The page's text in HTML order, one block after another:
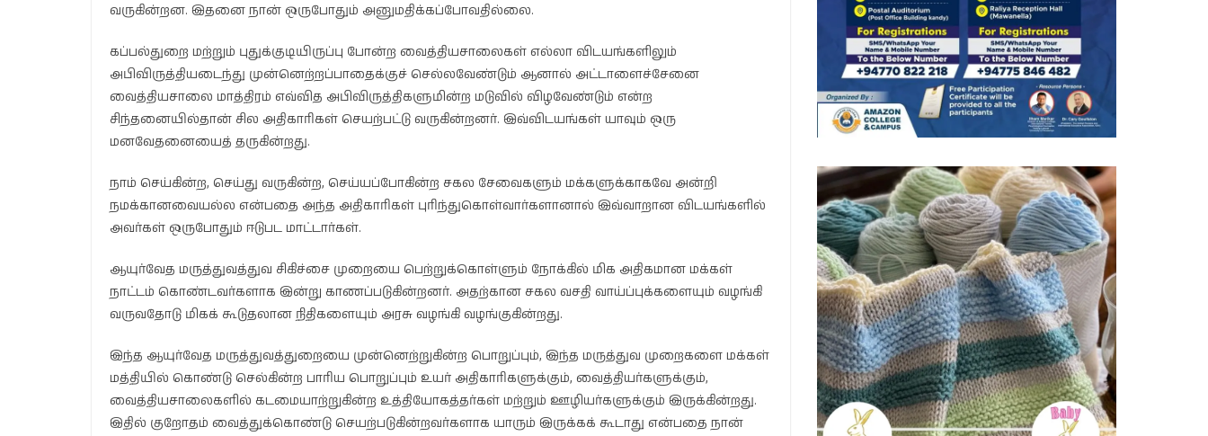
வருகின்றன. இதனை நான் ஒருபோதும் அனுமதிக்கப்போவதில்லை.
கப்பல்துறை மற்றும் புதுக்குடியிருப்பு போன்ற வைத்தியசாலைகள் எல்லா விடயங்களிலும்
அபிவிருத்தியடைந்து முன்னெற்றப்பாதைக்குச் செல்லவேண்டும் ஆனால் அட்டாளைச்சேனை
வைத்தியசாலை மாத்திரம் எவ்வித அபிவிருத்திகளுமின்ற மடுவில் விழவேண்டும் என்ற
சிந்தனையில்தான் சில அதிகாரிகள் செயற்பட்டு வருகின்றனர். இவ்விடயங்கள் யாவும் ஒரு
மனவேதனையைத் தருகின்றது.
நாம் செய்கின்ற, செய்து வருகின்ற, செய்யப்போகின்ற சகல சேவைகளும் மக்களுக்காகவே அன்றி
நமக்கானவையல்ல என்பதை அந்த அதிகாரிகள் புரிந்துகொள்வார்களானால் இவ்வாறான விடயங்களில்
அவர்கள் ஒருபோதும் ஈடுபட மாட்டார்கள்.
ஆயுர்வேத மருத்துவத்துவ சிகிச்சை முறையை பெற்றுக்கொள்ளும் நோக்கில் மிக அதிகமான மக்கள்
நாட்டம் கொண்டவர்களாக இன்று காணப்படுகின்றனர். அதற்கான சகல வசதி வாய்ப்புக்களையும் வழங்கி
வருவதோடு மிகக் கூடுதலான நிதிகளையும் அரசு வழங்கி வழங்குகின்றது.
இந்த ஆயுர்வேத மருத்துவத்துறையை முன்னெற்றுகின்ற பொறுப்பும், இந்த மருத்துவ முறைகளை மக்கள்
மத்தியில் கொண்டு செல்கின்ற பாரிய பொறுப்பும் உயர் அதிகாரிகளுக்கும், வைத்தியர்களுக்கும்,
வைத்தியசாலைகளில் கடமையாற்றுகின்ற உத்தியோகத்தர்கள் மற்றும் ஊழியர்களுக்கும் இருக்கின்றது.
இதில் குறோதம் வைத்துக்கொண்டு செயற்படுகின்றவர்களாக யாரும் இருக்கக் கூடாது என்பதை நான்